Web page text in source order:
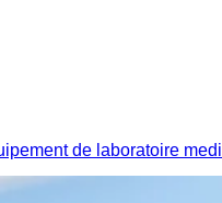
de laboratoire